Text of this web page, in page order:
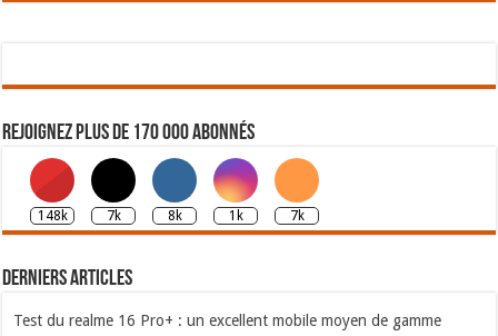
Rejoignez plus de 170 000 abonnés
148k 7k 8k 1k 7k
Derniers articles
Test du realme 16 Pro+ : un excellent mobile moyen de gamme